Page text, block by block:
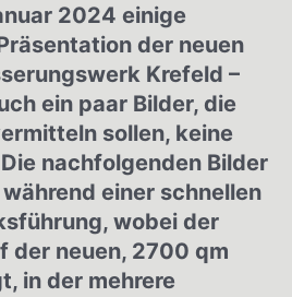
2024 einige
der neuen
Krefeld –
ein paar Bilder, die
sollen, keine
nachfolgenden Bilder
einer schnellen
wobei der
der neuen, 2700 qm
in der mehrere